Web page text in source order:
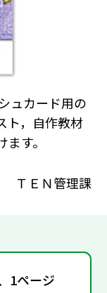
ュカード用の
ト，自作教材
す。
ＴＥＮ管理課
1ページ